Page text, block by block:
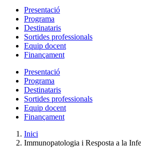
Presentació
Programa
Destinataris
Sortides professionals
Equip docent
Finançament
Presentació
Programa
Destinataris
Sortides professionals
Equip docent
Finançament
Inici
Immunopatologia i Resposta a la